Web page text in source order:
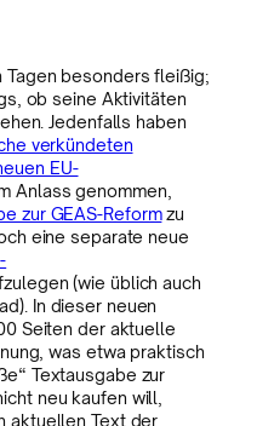
besonders fleißig;
ob seine Aktivitäten
Jedenfalls haben
verkündeten
EU-
Anlass genommen,
zur GEAS-Reformzu
eine separate neue
(wie üblich auch
In dieser neuen
Seiten der aktuelle
was etwa praktisch
Textausgabe zur
neu kaufen will,
aktuellen Text der